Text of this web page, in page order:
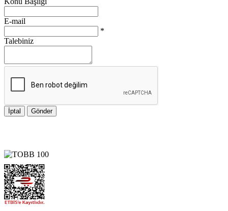
E-mail
*
Talebiniz
İptal Gönder